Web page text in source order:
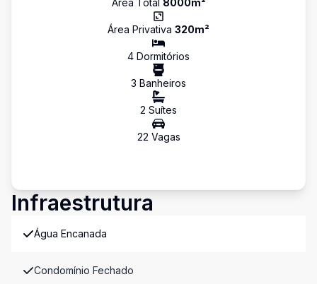
Área Total 8000m²
Área Privativa 320m²
4 Dormitórios
3 Banheiros
2 Suítes
22 Vagas
Infraestrutura
Água Encanada
Condomínio Fechado